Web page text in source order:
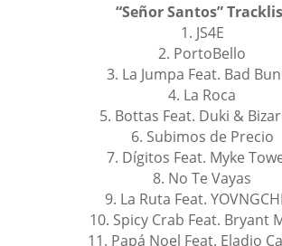
“Señor Santos”
1. JS4E
2. PortoBello
3. La Jumpa Feat. Bad
4. La Roca
5. Bottas Feat. Duki &
6. Subimos de Precio
7. Dígitos Feat. Myke
8. No Te Vayas
9. La Ruta Feat.
10. Spicy Crab Feat. Bryant
11. Papá Noel Feat. Eladio